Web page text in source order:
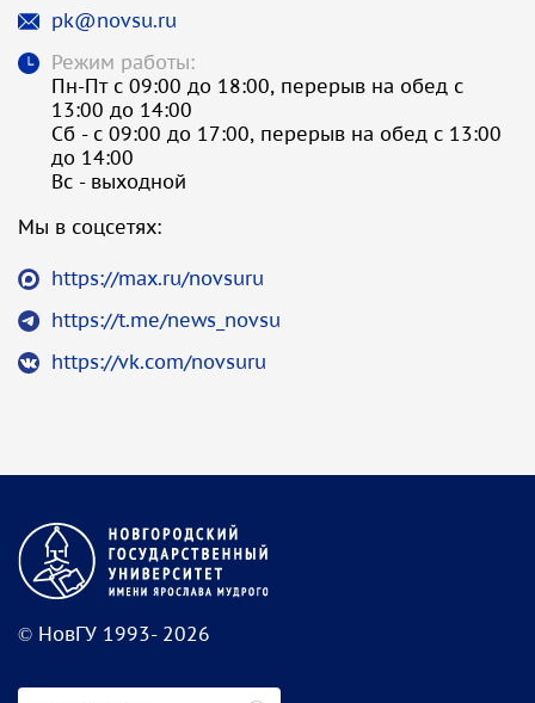
pk@novsu.ru
Режим работы:
Пн-Пт с 09:00 до 18:00, перерыв на обед с
13:00 до 14:00
Сб - с 09:00 до 17:00, перерыв на обед с 13:00
до 14:00
Вс - выходной
Мы в соцсетях:
https://max.ru/novsuru
https://t.me/news_novsu
https://vk.com/novsuru
© НовГУ 1993- 2026